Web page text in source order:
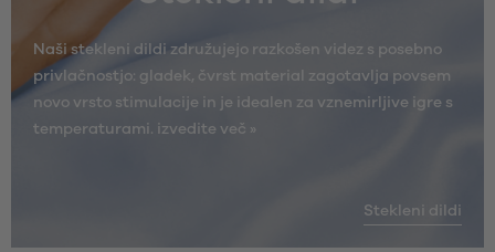
Naši stekleni dildi združujejo razkošen videz s posebno
privlačnostjo: gladek, čvrst material zagotavlja povsem
novo vrsto stimulacije in je idealen za vznemirljive igre s
temperaturami. izvedite več »
Stekleni dildi